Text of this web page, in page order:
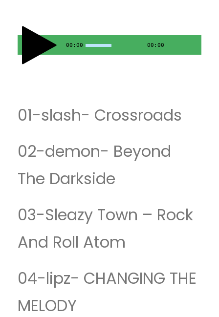
00:00 00:00
01-slash- Crossroads
02-demon- Beyond
The Darkside
03-Sleazy Town – Rock
And Roll Atom
04-lipz- CHANGING THE
MELODY